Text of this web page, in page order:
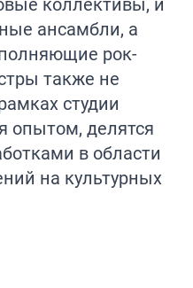
ансамбли, а
рок-
также не
студии
опытом, делятся
в области
на культурных